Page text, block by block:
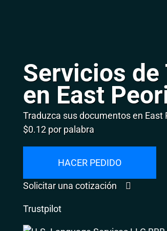
Servicios
en East
Traduzca sus documentos en East
$0.12 por palabra
HACER PEDIDO
Solicitar una cotización
Trustpilot